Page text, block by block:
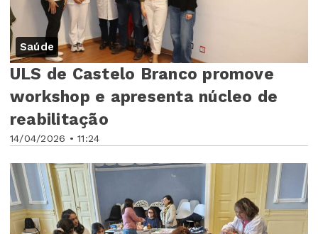
Saúde
14/04/2026 • 11:24
ULS de Castelo Branco promove
workshop e apresenta núcleo de
reabilitação